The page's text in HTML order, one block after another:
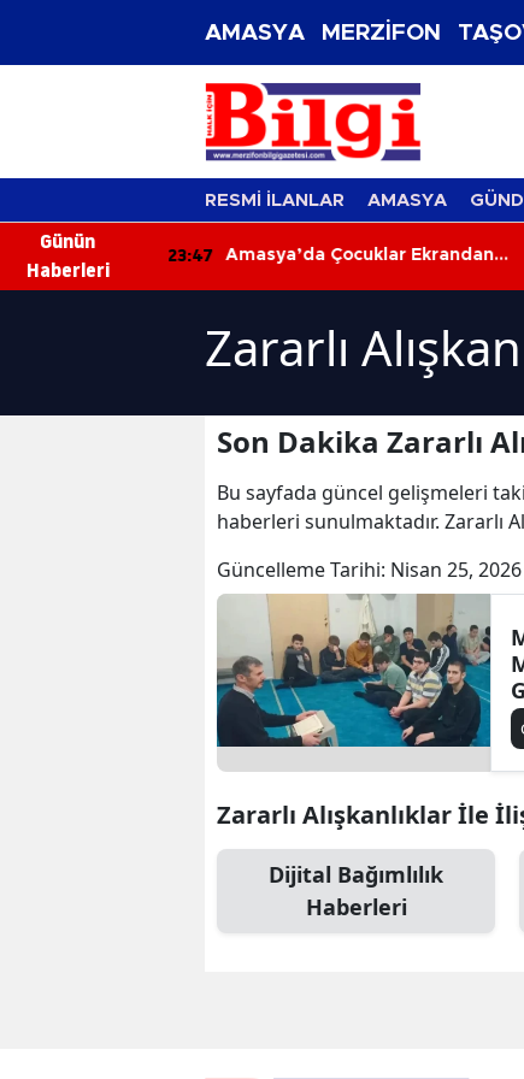
AMASYA MERZİFON
RESMİ İLANLAR AMASYA
Günün
Haberleri
23:47
Amasya’da Çocuklar Ekrandan
Zararlı
Son Dakika Zararlı
Bu sayfada güncel gelişmeleri
haberleri sunulmaktadır. Zararlı
Güncelleme Tarihi: Nisan 25,
Zararlı Alışkanlıklar İle
Dijital Bağımlılık
Haberleri